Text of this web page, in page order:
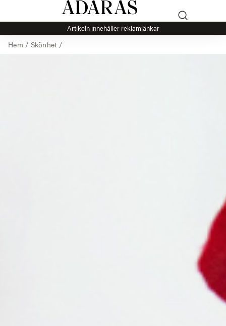
Artikeln innehåller reklamlänkar
Hem / Skönhet/